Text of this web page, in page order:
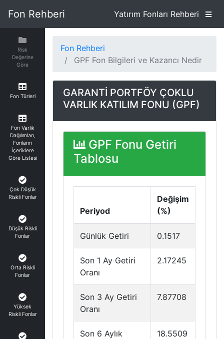
Fon Rehberi Yatırım Fonları Rehberi
Risk
Değerine
Göre
Fon Türleri
Fon Varlık
Dağılımları,
Fonların
İçeriklere
Göre Listesi
Çok Düşük
Riskli Fonlar
Düşük Riskli
Fonlar
Orta Riskli
Fonlar
Yüksek
Riskli Fonlar
Fon Rehberi
GPF Fon Bilgileri ve Kazancı Nedir
GARANTİ PORTFÖY ÇOKLU
VARLIK KATILIM FONU (GPF)
GPF Fonu Getiri
Tablosu
Periyod
Değişim
(%)
Günlük Getiri 0.1517
Son 1 Ay Getiri
Oranı
2.17245
Son 3 Ay Getiri
Oranı
7.87708
Son 6 Aylık
18.5509